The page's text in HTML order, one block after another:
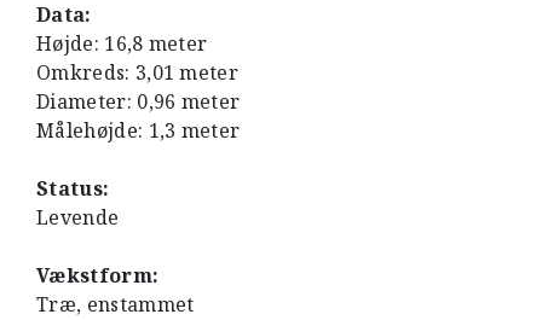
Data:
Højde: 16,8 meter
Omkreds: 3,01 meter
Diameter: 0,96 meter
Målehøjde: 1,3 meter
Status:
Levende
Vækstform:
Træ, enstammet